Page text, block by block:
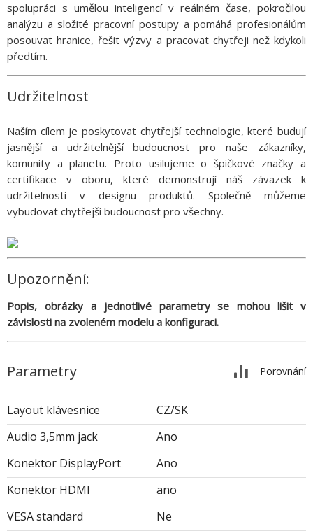
spolupráci s umělou inteligencí v reálném čase, pokročilou
analýzu a složité pracovní postupy a pomáhá profesionálům
posouvat hranice, řešit výzvy a pracovat chytřeji než kdykoli
předtím.
Udržitelnost
Naším cílem je poskytovat chytřejší technologie, které budují
jasnější a udržitelnější budoucnost pro naše zákazníky,
komunity a planetu. Proto usilujeme o špičkové značky a
certifikace v oboru, které demonstrují náš závazek k
udržitelnosti v designu produktů. Společně můžeme
vybudovat chytřejší budoucnost pro všechny.
Upozornění:
Popis, obrázky a jednotlivé parametry se mohou lišit v
závislosti na zvoleném modelu a konfiguraci.
Parametry Porovnání
Layout klávesnice
CZ/SK
Audio 3,5mm jack
Ano
Konektor DisplayPort
Ano
Konektor HDMI
ano
VESA standard
Ne